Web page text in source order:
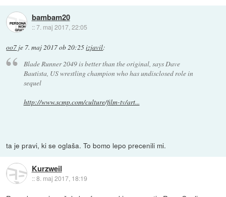
bambam20
::7. maj 2017, 22:05
oo7 je 7. maj 2017 ob 20:25izjavil:
Blade Runner 2049 is better than the original, says Dave
Bautista, US wrestling champion who has undisclosed role in
sequel
http://www.scmp.com/culture/film-tv/art...
ta je pravi, ki se oglaša. To bomo lepo precenili mi.
Kurzweil
::8. maj 2017, 18:19